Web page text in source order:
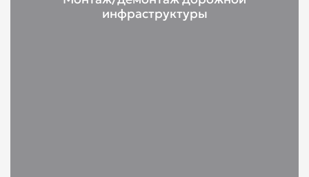
инфраструктуры